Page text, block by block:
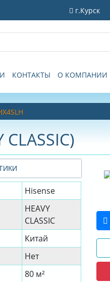
г.Курск
КОНТАКТЫ О КОМПАНИИ
Hisense
HEAVY
CLASSIC
Китай
Нет
80 м²